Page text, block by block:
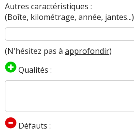
Autres caractéristiques :
(Boîte, kilométrage, année, jantes...)
(N'hésitez pas à approfondir)
Qualités :
Défauts :